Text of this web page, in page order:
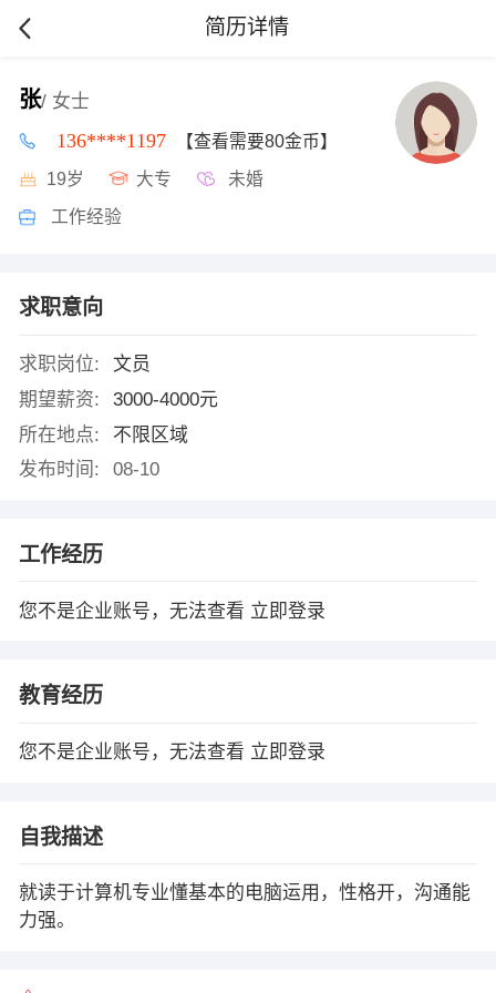
简历详情
张/ 女士
136****1197 【查看需要80金币】
19岁 大专 未婚
工作经验
求职意向
求职岗位:
文员
期望薪资:
3000-4000元
所在地点:
不限区域
发布时间:
08-10
工作经历
您不是企业账号，无法查看 立即登录
教育经历
您不是企业账号，无法查看 立即登录
自我描述
就读于计算机专业懂基本的电脑运用，性格开，沟通能
力强。